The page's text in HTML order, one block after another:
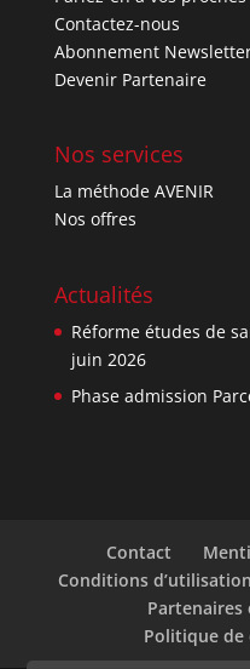
Contactez-nous
Abonnement
Devenir Partenaire
Nos services
La méthode AVENIR
Nos offres
Actualités
Réforme études de
juin 2026
Phase admission
Contact
Conditions d’utilisation
Partenaires
Politique